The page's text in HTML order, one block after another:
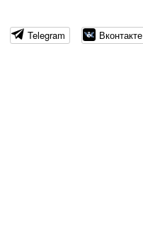
Telegram Вконтакте